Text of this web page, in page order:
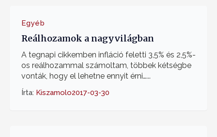
Egyéb
Reálhozamok a nagyvilágban
A tegnapi cikkemben infláció feletti 3,5% és 2,5%-
os reálhozammal számoltam, többek kétségbe
vonták, hogy el lehetne ennyit érni…...
Írta: Kiszamolo2017-03-30